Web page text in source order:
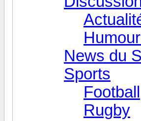
News du
Sports
Football
Rugby